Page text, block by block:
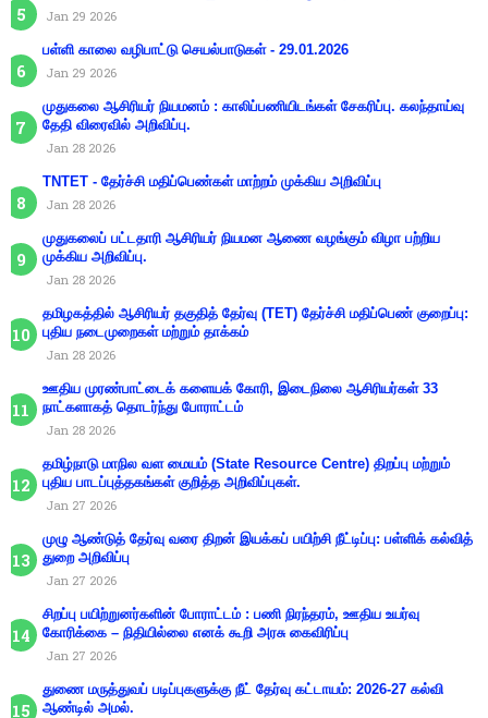
Jan 29 2026
பள்ளி காலை வழிபாட்டு செயல்பாடுகள் - 29.01.2026
Jan 29 2026
முதுகலை ஆசிரியர் நியமனம் : காலிப்பணியிடங்கள் சேகரிப்பு. கலந்தாய்வு
தேதி விரைவில் அறிவிப்பு.
Jan 28 2026
TNTET - தேர்ச்சி மதிப்பெண்கள் மாற்றம் முக்கிய அறிவிப்பு
Jan 28 2026
முதுகலைப் பட்டதாரி ஆசிரியர் நியமன ஆணை வழங்கும் விழா பற்றிய
முக்கிய அறிவிப்பு.
Jan 28 2026
தமிழகத்தில் ஆசிரியர் தகுதித் தேர்வு (TET) தேர்ச்சி மதிப்பெண் குறைப்பு:
புதிய நடைமுறைகள் மற்றும் தாக்கம்
Jan 28 2026
ஊதிய முரண்பாட்டைக் களையக் கோரி, இடைநிலை ஆசிரியர்கள் 33
நாட்களாகத் தொடர்ந்து போராட்டம்
Jan 28 2026
தமிழ்நாடு மாநில வள மையம் (State Resource Centre) திறப்பு மற்றும்
புதிய பாடப்புத்தகங்கள் குறித்த அறிவிப்புகள்.
Jan 27 2026
முழு ஆண்டுத் தேர்வு வரை திறன் இயக்கப் பயிற்சி நீட்டிப்பு: பள்ளிக் கல்வித்
துறை அறிவிப்பு
Jan 27 2026
சிறப்பு பயிற்றுனர்களின் போராட்டம் : பணி நிரந்தரம், ஊதிய உயர்வு
கோரிக்கை – நிதியில்லை எனக் கூறி அரசு கைவிரிப்பு
Jan 27 2026
துணை மருத்துவப் படிப்புகளுக்கு நீட் தேர்வு கட்டாயம்: 2026-27 கல்வி
ஆண்டில் அமல்.